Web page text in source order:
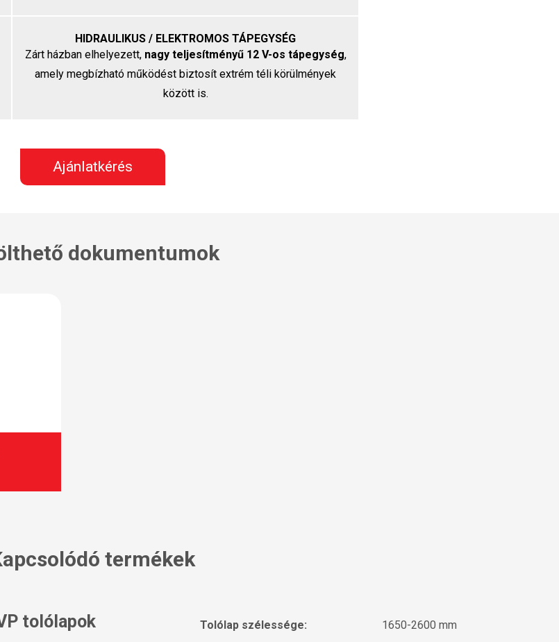
HIDRAULIKUS / ELEKTROMOS TÁPEGYSÉG
Zárt házban elhelyezett, nagy teljesítményű 12 V-os tápegység,
amely megbízható működést biztosít extrém téli körülmények
között is.
Ajánlatkérés
dokumentumok
termékek
tolólapok Tolólap szélessége: 1650-2600 mm